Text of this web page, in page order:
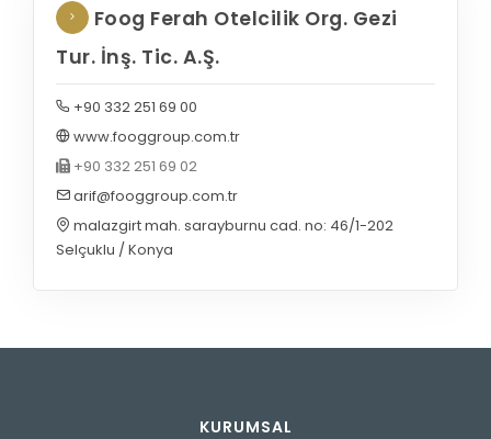
Foog Ferah Otelcilik Org. Gezi
Tur. İnş. Tic. A.Ş.
+90 332 251 69 00
www.fooggroup.com.tr
+90 332 251 69 02
arif@fooggroup.com.tr
malazgirt mah. sarayburnu cad. no: 46/1-202
Selçuklu / Konya
KURUMSAL